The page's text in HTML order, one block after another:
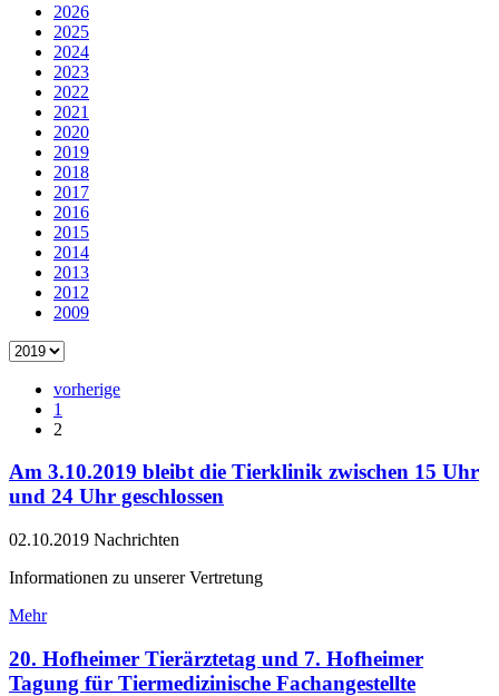
2026
2025
2024
2023
2022
2021
2020
2019
2018
2017
2016
2015
2014
2013
2012
2009
vorherige
1
2
Am 3.10.2019 bleibt die Tierklinik zwischen 15 Uhr
und 24 Uhr geschlossen
02.10.2019 Nachrichten
Informationen zu unserer Vertretung
Mehr
20. Hofheimer Tierärztetag und 7. Hofheimer
Tagung für Tiermedizinische Fachangestellte